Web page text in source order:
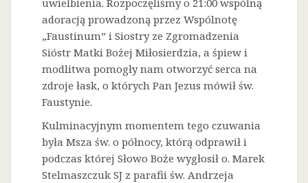
uwielbienia. Rozpoczęliśmy o 21:00 wspólną
adoracją prowadzoną przez Wspólnotę
„Faustinum” i Siostry ze Zgromadzenia
Sióstr Matki Bożej Miłosierdzia, a śpiew i
modlitwa pomogły nam otworzyć serca na
zdroje łask, o których Pan Jezus mówił św.
Faustynie.
Kulminacyjnym momentem tego czuwania
była Msza św. o północy, którą odprawił i
podczas której Słowo Boże wygłosił o. Marek
Stelmaszczuk SJ z parafii św. Andrzeja